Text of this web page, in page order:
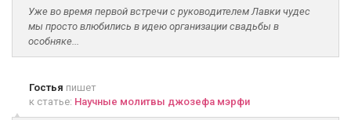
Уже во время первой встречи с руководителем Лавки чудес
мы просто влюбились в идею организации свадьбы в
особняке...
Гостья пишет
к статье: Научные молитвы джозефа мэрфи